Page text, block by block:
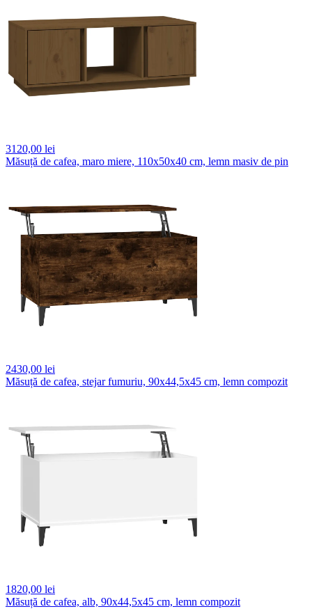
3120,00 lei
Măsuță de cafea, maro miere, 110x50x40 cm, lemn masiv de pin
2430,00 lei
Măsuță de cafea, stejar fumuriu, 90x44,5x45 cm, lemn compozit
1820,00 lei
Măsuță de cafea, alb, 90x44,5x45 cm, lemn compozit